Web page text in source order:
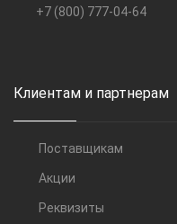
+7 (800) 777-04-64
Клиентам и партнерам
Поставщикам
Акции
Реквизиты